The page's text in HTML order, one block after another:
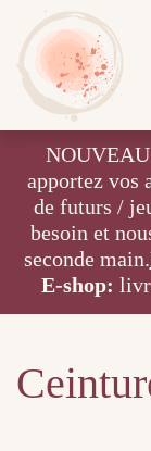
apportez vos
de futurs /
besoin et
seconde main.
E-shop: